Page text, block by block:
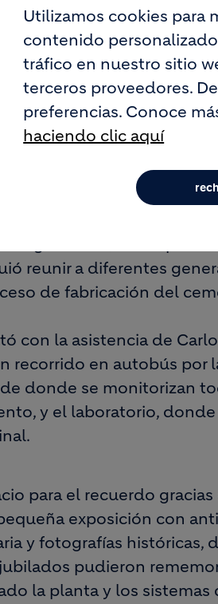
el sábado una jornada de
trabajadores, antiguos
un recorrido por la
en la que se
se dieron cita el pasado
en la quinta
reunir a diferentes
de fabricación del
con la asistencia de
recorrido en autobús por
donde se monitorizan
y el laboratorio, donde
para el recuerdo gracias
exposición con
y fotografías históricas,
pudieron
la planta y los sistemas
Utilizamos cookies para
contenido
tráfico en nuestro sitio
terceros proveedores.
preferencias. Conoce
haciendo clic aquí